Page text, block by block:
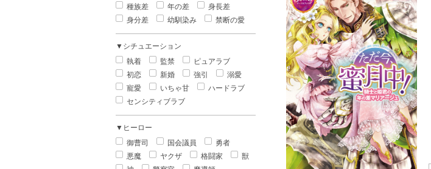
種族差
年の差
身長差
身分差
幼馴染み 禁断の愛
▼シチュエーション
執着
監禁
ピュアラブ
初恋
新婚 強引
溺愛
寵愛
いちゃ甘
ハードラブ
センシティブラブ
▼ヒーロー
御曹司
国会議員
勇者
悪魔
ヤクザ 格闘家
獣